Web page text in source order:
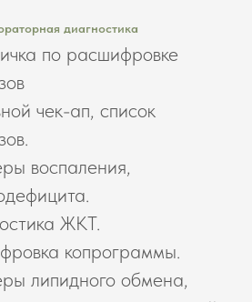
диагностика
по расшифровке
чек-ап, список
воспаления,
ЖКТ.
копрограммы.
липидного обмена,